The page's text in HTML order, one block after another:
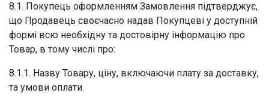
8.1. Покупець оформленням Замовлення підтверджує,
що Продавець своєчасно надав Покупцеві у доступній
формі всю необхідну та достовірну інформацію про
Товар, в тому числі про:
8.1.1. Назву Товару, ціну, включаючи плату за доставку,
та умови оплати.